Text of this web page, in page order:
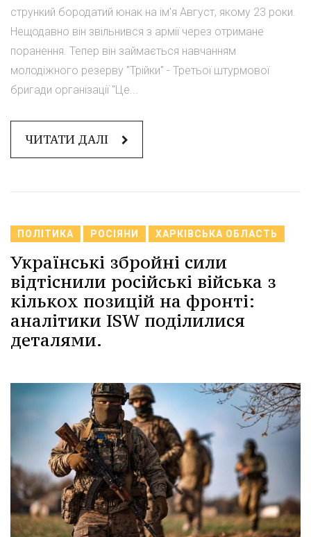
стрункий бородатий юнак на ім'я Август, якому 23 роки.
Нещодавно він звільнився з армії через отримане
поранення. Тепер він займається навчанням
молодіжного резерву "Трійки" - Третьої штурмової
бригади організації "Це...
ЧИТАТИ ДАЛІ
ПОЛІТИКА РОСІЯНИ ХАРКІВСЬКА ОБЛАСТЬ
Українські збройні сили
відтіснили російські війська з
кількох позицій на фронті:
аналітики ISW поділилися
деталями.